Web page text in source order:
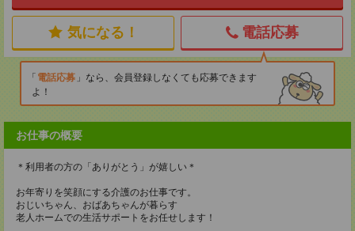
気になる！ 電話応募
電話応募
なら、会員登録しなくても応募できます
よ！
お仕事の概要
＊利用者の方の「ありがとう」が嬉しい＊
お年寄りを笑顔にする介護のお仕事です。
おじいちゃん、おばあちゃんが暮らす
老人ホームでの生活サポートをお任せします！